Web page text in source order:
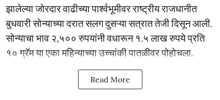
झालेल्या जोरदार वाढीच्या पार्श्वभूमीवर राष्ट्रीय राजधानीत
बुधवारी सोन्याच्या दरात सलग दुसऱ्या सत्रात तेजी दिसून आली.
सोन्याचा भाव २,५०० रुपयांनी वधारून १.५ लाख रुपये प्रति
१० ग्रॅम या एका महिन्याच्या उच्चांकी पातळीवर पोहोचला.
Read More